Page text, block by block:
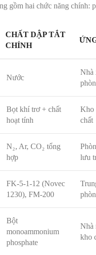
gồm hai chức năng chính:
CHẤT DẬP TẮT
CHÍNH
Nước
Nhà
Bọt khí trơ + chất
hoạt tính
Kho
chất
N₂, Ar, CO₂ tổng
hợp
lưu
FK-5-1-12 (Novec
1230), FM-200
Bột
monoammonium
phosphate
Nhà
kho